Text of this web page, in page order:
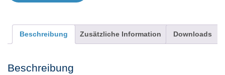
Beschreibung Zusätzliche Information Downloads
Beschreibung